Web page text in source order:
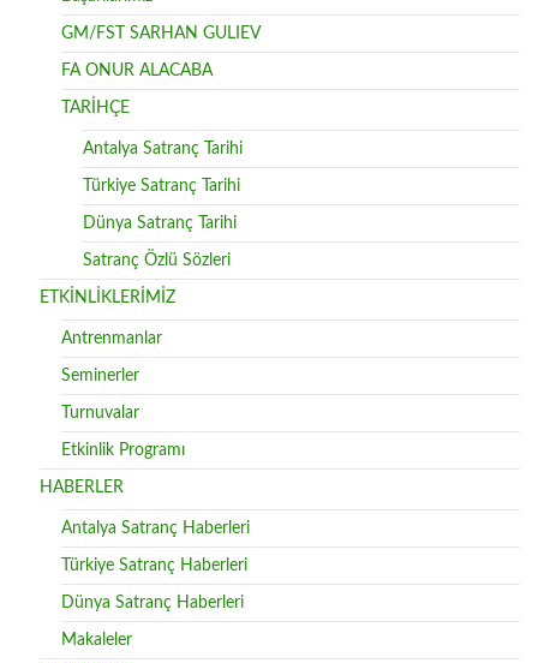
GM/FST SARHAN GULIEV
FA ONUR ALACABA
TARİHÇE
Antalya Satranç Tarihi
Türkiye Satranç Tarihi
Dünya Satranç Tarihi
Satranç Özlü Sözleri
ETKİNLİKLERİMİZ
Antrenmanlar
Seminerler
Turnuvalar
Etkinlik Programı
HABERLER
Antalya Satranç Haberleri
Türkiye Satranç Haberleri
Dünya Satranç Haberleri
Makaleler